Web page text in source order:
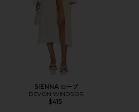
SIENNA ローブ
DEVON WINDSOR
$415